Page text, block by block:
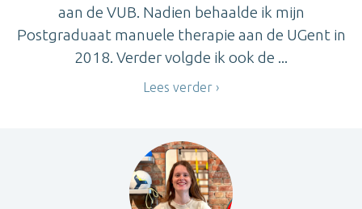
aan de VUB. Nadien behaalde ik mijn
Postgraduaat manuele therapie aan de UGent in
2018. Verder volgde ik ook de ...
Lees verder